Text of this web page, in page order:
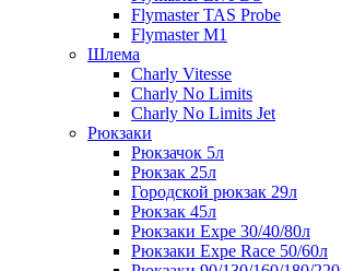
Flymaster TAS Probe
Flymaster M1
Шлема
Charly Vitesse
Charly No Limits
Charly No Limits Jet
Рюкзаки
Рюкзачок 5л
Рюкзак 25л
Городской рюкзак 29л
Рюкзак 45л
Рюкзаки Expe 30/40/80л
Рюкзаки Expe Race 50/60л